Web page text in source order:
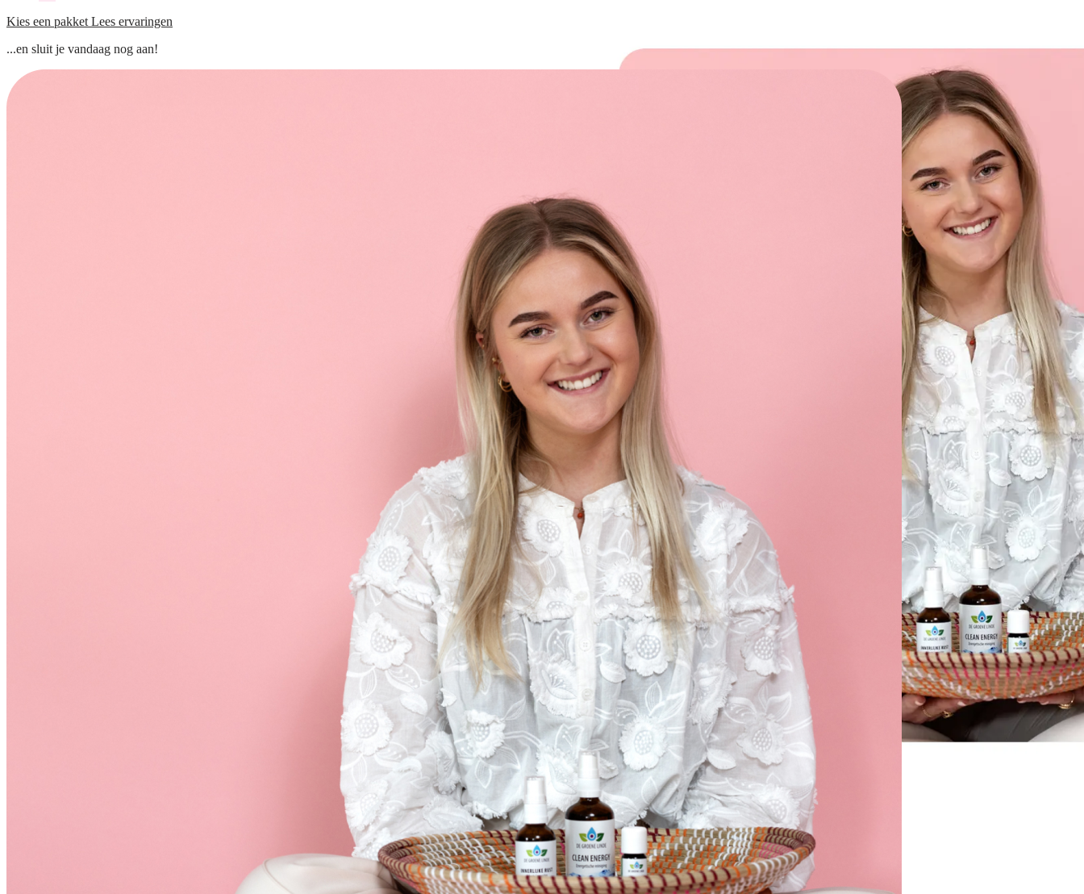
Kies een pakket Lees ervaringen
...en sluit je vandaag nog aan!